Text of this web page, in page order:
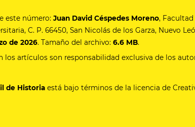
este número:Juan David Céspedes Moreno,
C. P. 66450, San Nicolás de los Garza, Nuevo
de 2026. Tamaño del archivo:6.6 MB.
los artículos son responsabilidad exclusiva de los
de Historiaestá bajo términos de la licencia de